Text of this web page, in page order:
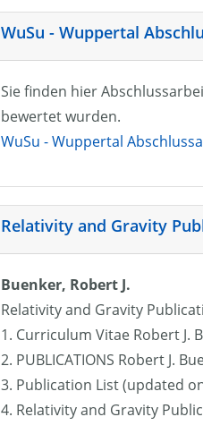
WuSu - Wuppertal
Sie finden hier
bewertet wurden.
WuSu - Wuppertal
Relativity and Gravity
Buenker, Robert J.
Relativity and Gravity
1. Curriculum Vitae Robert J.
2. PUBLICATIONS Robert J.
3. Publication List (updated
4. Relativity and Gravity